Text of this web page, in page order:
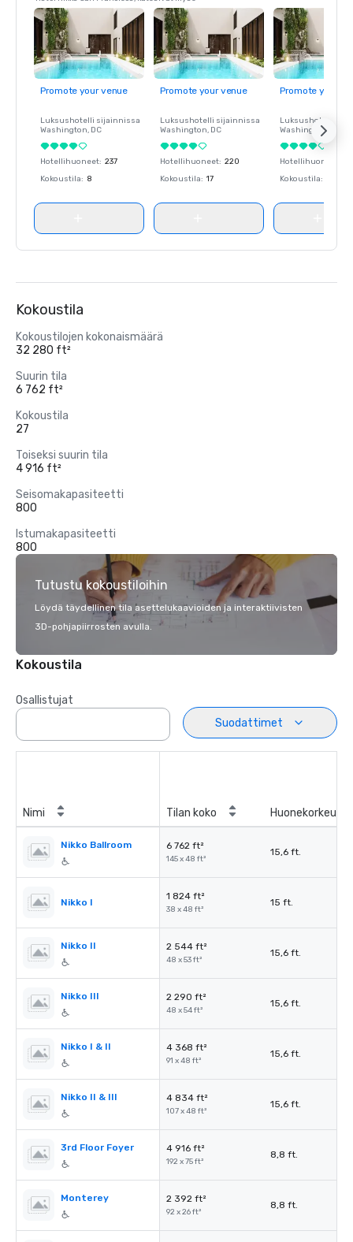
Promote your venue
Luksushotelli sijainnissa
Washington, DC
Hotellihuoneet: 237
Kokoustila: 8
Promote your venue
Luksushotelli sijainnissa
Washington, DC
Hotellihuoneet: 220
Kokoustila: 17
Promote your
Luksushotelli
Washington
Hotellihuoneet
Kokoustila:
Kokoustila
Kokoustilojen kokonaismäärä
32 280 ft²
Suurin tila
6 762 ft²
Kokoustila
27
Toiseksi suurin tila
4 916 ft²
Seisomakapasiteetti
800
Istumakapasiteetti
800
Tutustu kokoustiloihin
Löydä täydellinen tila asettelukaavioiden ja interaktiivisten
3D-pohjapiirrosten avulla.
Kokoustila
Osallistujat
Suodattimet
Nimi Tilan koko Huonekorkeus
Nikko Ballroom 6 762 ft²
145 x 48 ft²
15,6 ft.
Nikko I
1 824 ft²
38 x 48 ft²
15 ft.
Nikko II 2 544 ft²
48 x 53 ft²
15,6 ft.
Nikko III 2 290 ft²
48 x 54 ft²
15,6 ft.
Nikko I & II 4 368 ft²
91 x 48 ft²
15,6 ft.
Nikko II & III 4 834 ft²
107 x 48 ft²
15,6 ft.
3rd Floor Foyer 4 916 ft²
192 x 75 ft²
8,8 ft.
Monterey 2 392 ft²
92 x 26 ft²
8,8 ft.